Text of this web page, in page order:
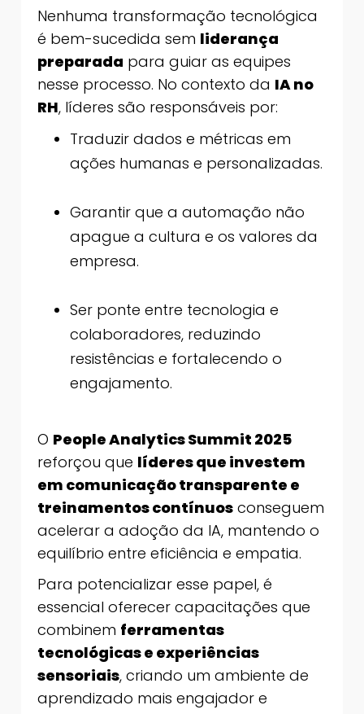
Nenhuma transformação tecnológica
é bem-sucedida sem liderança
preparada para guiar as equipes
nesse processo. No contexto da IA no
RH, líderes são responsáveis por:
Traduzir dados e métricas em
ações humanas e personalizadas.
Garantir que a automação não
apague a cultura e os valores da
empresa.
Ser ponte entre tecnologia e
colaboradores, reduzindo
resistências e fortalecendo o
engajamento.
O People Analytics Summit 2025
reforçou que líderes que investem
em comunicação transparente e
treinamentos contínuos conseguem
acelerar a adoção da IA, mantendo o
equilíbrio entre eficiência e empatia.
Para potencializar esse papel, é
essencial oferecer capacitações que
combinem ferramentas
tecnológicas e experiências
sensoriais, criando um ambiente de
aprendizado mais engajador e